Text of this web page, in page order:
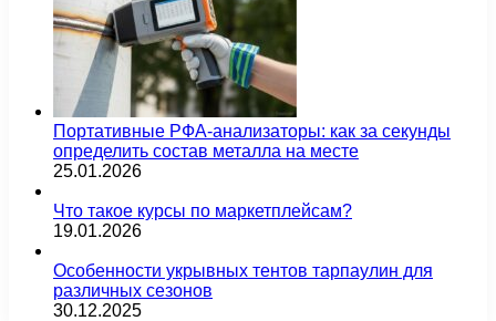
Портативные РФА-анализаторы: как за секунды
определить состав металла на месте
25.01.2026
Что такое курсы по маркетплейсам?
19.01.2026
Особенности укрывных тентов тарпаулин для
различных сезонов
30.12.2025